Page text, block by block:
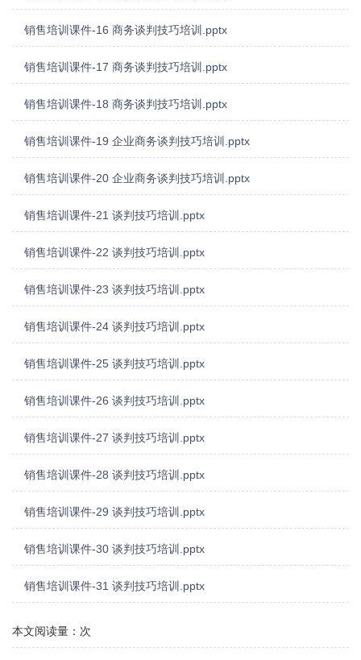
销售培训课件-16 商务谈判技巧培训.pptx
销售培训课件-17 商务谈判技巧培训.pptx
销售培训课件-18 商务谈判技巧培训.pptx
销售培训课件-19 企业商务谈判技巧培训.pptx
销售培训课件-20 企业商务谈判技巧培训.pptx
销售培训课件-21 谈判技巧培训.pptx
销售培训课件-22 谈判技巧培训.pptx
销售培训课件-23 谈判技巧培训.pptx
销售培训课件-24 谈判技巧培训.pptx
销售培训课件-25 谈判技巧培训.pptx
销售培训课件-26 谈判技巧培训.pptx
销售培训课件-27 谈判技巧培训.pptx
销售培训课件-28 谈判技巧培训.pptx
销售培训课件-29 谈判技巧培训.pptx
销售培训课件-30 谈判技巧培训.pptx
销售培训课件-31 谈判技巧培训.pptx
本文阅读量： 次